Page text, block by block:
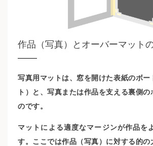
作品（写真）とオーバーマット
写真用マットは、窓を開けた表紙のボー
ト）と、写真または作品を支える裏側
のです。
マットによる適度なマージンが作品を
す。ここでは作品（写真）に対する的の